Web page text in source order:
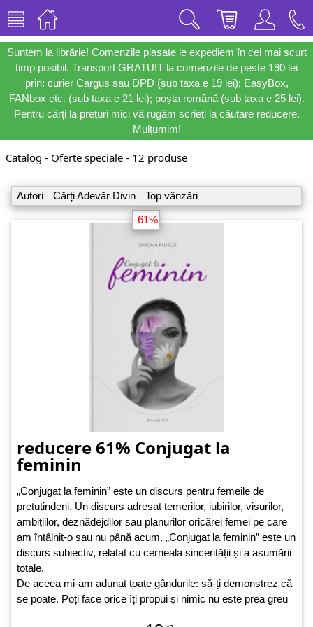
Suntem la librărie! Comenzile plasate le expediem în cel mai scurt
timp posibil. Transport GRATUIT la comenzile de peste 190 lei
prin: curier Cargus sau DPD (sub taxa e 19 lei); EasyBox,
FANbox etc. (sub taxa e 21 lei); poșta română (sub taxa e 25 lei).
Pentru cărți la prețuri mici vă rugăm scrieți la căutare reducere.
Mulțumim!
Catalog - Oferte speciale - 12 produse
Autori Cărți Adevăr Divin
Top vânzări
-61%
reducere 61% Conjugat la
feminin
„Conjugat la feminin” este un discurs pentru femeile de
pretutindeni. Un discurs adresat temerilor, iubirilor, visurilor,
ambițiilor, deznădejdilor sau planurilor oricărei femei pe care
am întâlnit-o sau nu până acum. „Conjugat la feminin” este un
discurs subiectiv, relatat cu cerneala sincerității și a asumării
totale.
De aceea mi-am adunat toate gândurile: să-ți demonstrez că
se poate. Poți face orice îți propui și nimic nu este prea greu